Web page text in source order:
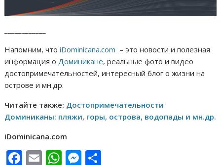
Напомним, чтоiDominicana.com – это новости и полезная
информация о Доминикане, реальные фото и видео
достопримечательностей, интересный блог о жизни на
острове и мн.др.
Читайте также: Достопримечательности
Доминиканы: пляжи, горы, острова, водопады и мн.др.
iDominicana.com
F E W M